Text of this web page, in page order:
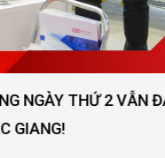
ĐANG LAN TOẢ -